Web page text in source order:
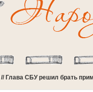
// Глава СБУ решил брать